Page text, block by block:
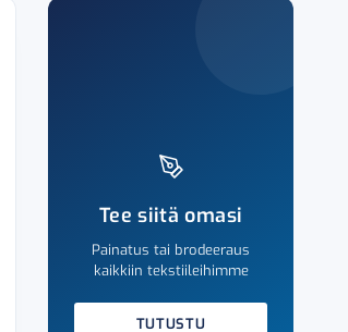
Tee siitä omasi
Painatus tai brodeeraus
kaikkiin tekstiileihimme
TUTUSTU